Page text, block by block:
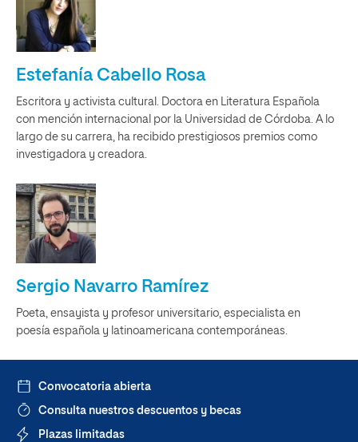
Estefanía Cabello Rosa
Escritora y activista cultural. Doctora en Literatura Española
con mención internacional por la Universidad de Córdoba. A lo
largo de su carrera, ha recibido prestigiosos premios como
investigadora y creadora.
Sergio Navarro Ramírez
Poeta, ensayista y profesor universitario, especialista en
poesía española y latinoamericana contemporáneas.
Convocatoria abierta
Consulta nuestros descuentos y becas
Plazas limitadas